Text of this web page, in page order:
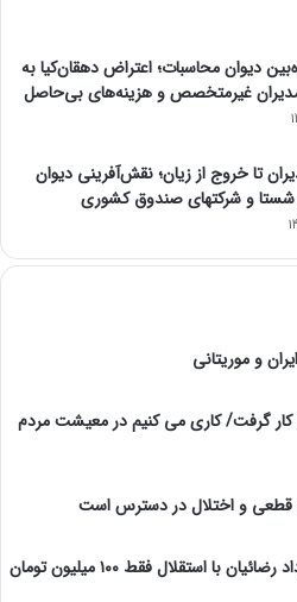
دیوان محاسبات؛ اعتراض دهقان‌کیا به
مدیران غیرمتخصص و هزینه‌های بی‌حاصل
تا خروج از زیان؛ نقش‌آفرینی دیوان
شستا و شرکتهای صندوق کشوری
و موریتانی
به کار گرفت/ کاری می کنیم در معیشت مردم
قطعی و اختلال در دسترس است
عجیب اما واقعی: رقم فسخ قرارداد رضائیان با استقلال فقط ۱۰۰ میلیون تومان